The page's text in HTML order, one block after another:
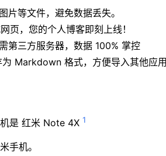
片等文件，避免数据丢失。
页，您的个人博客即刻上线！
第三方服务器，数据 100% 掌控
为 Markdown 格式，方便导入其他应用
是 红米 Note 4X 1
手机。